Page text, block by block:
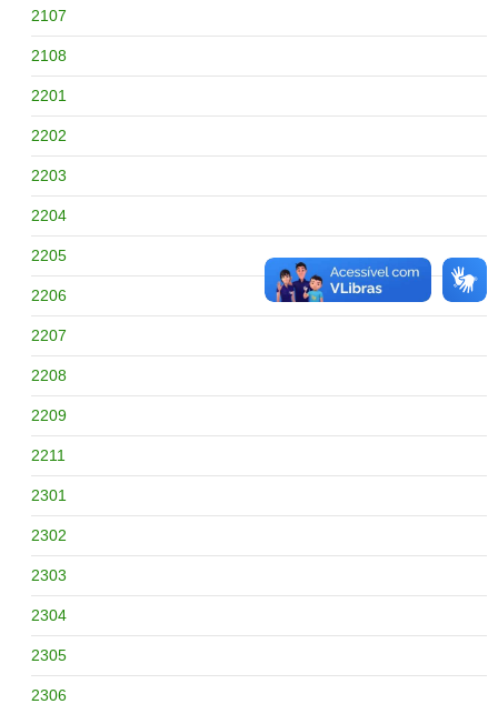
2107
2108
2201
2202
2203
2204
2205
2206
2207
2208
2209
2211
2301
2302
2303
2304
2305
2306